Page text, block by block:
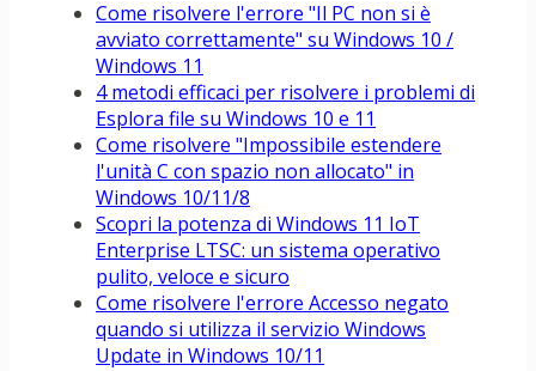
Come risolvere l'errore "Il PC non si è
avviato correttamente" su Windows 10 /
Windows 11
4 metodi efficaci per risolvere i problemi di
Esplora file su Windows 10 e 11
Come risolvere "Impossibile estendere
l'unità C con spazio non allocato" in
Windows 10/11/8
Scopri la potenza di Windows 11 IoT
Enterprise LTSC: un sistema operativo
pulito, veloce e sicuro
Come risolvere l'errore Accesso negato
quando si utilizza il servizio Windows
Update in Windows 10/11